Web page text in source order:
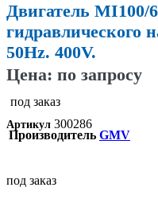
Двигатель MI100/
гидравлического
50Hz. 400V.
Цена: по запросу
под заказ
Артикул 300286
Производитель GMV
под заказ